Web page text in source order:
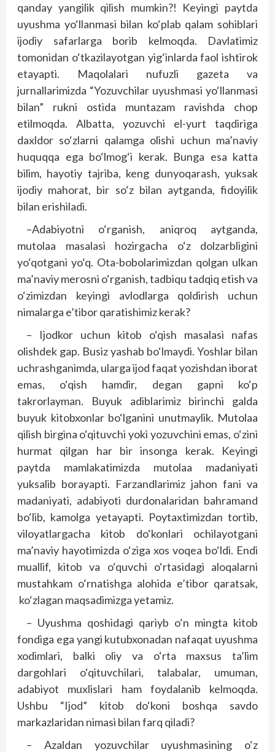
qanday yangilik qilish mumkin?! Keyingi paytda
uyushma yo‘llanmasi bilan ko‘plab qalam sohiblari
ijodiy safarlarga borib kelmoqda. Davlatimiz
tomonidan o‘tkazilayotgan yig‘inlarda faol ishtirok
etayapti. Maqolalari nufuzli gazeta va
jurnallarimizda “Yozuvchilar uyushmasi yo‘llanmasi
bilan” rukni ostida muntazam ravishda chop
etilmoqda. Albatta, yozuvchi el-yurt taqdiriga
daxldor so‘zlarni qalamga olishi uchun ma’naviy
huquqqa ega bo‘lmog‘i kerak. Bunga esa katta
bilim, hayotiy tajriba, keng dunyoqarash, yuksak
ijodiy mahorat, bir so‘z bilan aytganda, fidoyilik
bilan erishiladi.
–Adabiyotni o‘rganish, aniqroq aytganda,
mutolaa masalasi hozirgacha o‘z dolzarbligini
yo‘qotgani yo‘q. Ota-bobolarimizdan qolgan ulkan
ma’naviy merosni o‘rganish, tadbiqu tadqiq etish va
o‘zimizdan keyingi avlodlarga qoldirish uchun
nimalarga e’tibor qaratishimiz kerak?
– Ijodkor uchun kitob o‘qish masalasi nafas
olishdek gap. Busiz yashab bo‘lmaydi. Yoshlar bilan
uchrashganimda, ularga ijod faqat yozishdan iborat
emas, o‘qish hamdir, degan gapni ko‘p
takrorlayman. Buyuk adiblarimiz birinchi galda
buyuk kitobxonlar bo‘lganini unutmaylik. Mutolaa
qilish birgina o‘qituvchi yoki yozuvchini emas, o‘zini
hurmat qilgan har bir insonga kerak. Keyingi
paytda mamlakatimizda mutolaa madaniyati
yuksalib borayapti. Farzandlarimiz jahon fani va
madaniyati, adabiyoti durdonalaridan bahramand
bo‘lib, kamolga yetayapti. Poytaxtimizdan tortib,
viloyatlargacha kitob do‘konlari ochilayotgani
ma’naviy hayotimizda o‘ziga xos voqea bo‘ldi. Endi
muallif, kitob va o‘quvchi o‘rtasidagi aloqalarni
mustahkam o‘rnatishga alohida e’tibor qaratsak,
ko‘zlagan maqsadimizga yetamiz.
– Uyushma qoshidagi qariyb o‘n mingta kitob
fondiga ega yangi kutubxonadan nafaqat uyushma
xodimlari, balki oliy va o‘rta maxsus ta’lim
dargohlari o‘qituvchilari, talabalar, umuman,
adabiyot muxlislari ham foydalanib kelmoqda.
Ushbu “Ijod” kitob do‘koni boshqa savdo
markazlaridan nimasi bilan farq qiladi?
– Azaldan yozuvchilar uyushmasining o‘z